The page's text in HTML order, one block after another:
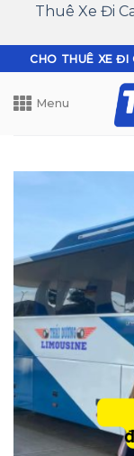
Thuê Xe Đi
to
content
CHO THUÊ XE ĐI
Menu